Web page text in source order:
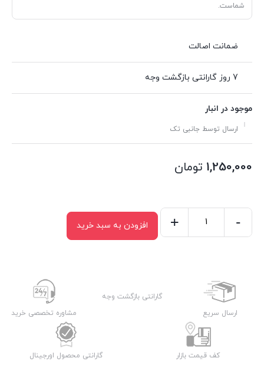
شماست.
ضمانت اصالت
7 روز گارانتی بازگشت وجه
موجود در انبار
ارسال توسط جانبی تک
1,250,000 تومان
-
+ افزودن به سبد خرید
ارسال سریع
گارانتی بازگشت وجه
مشاوره تخصصی خرید
کف قیمت بازار گارانتی محصول اورجینال